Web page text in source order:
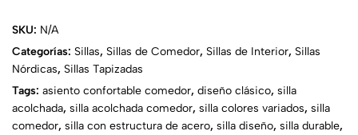
SKU: N/A
Categorías: Sillas, Sillas de Comedor, Sillas de Interior, Sillas
Nórdicas, Sillas Tapizadas
Tags: asiento confortable comedor, diseño clásico, silla
acolchada, silla acolchada comedor, silla colores variados, silla
comedor, silla con estructura de acero, silla diseño, silla durable,